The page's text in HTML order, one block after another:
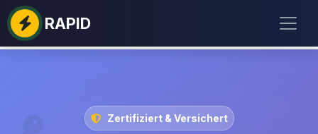
RAPID
Zertifiziert & Versichert